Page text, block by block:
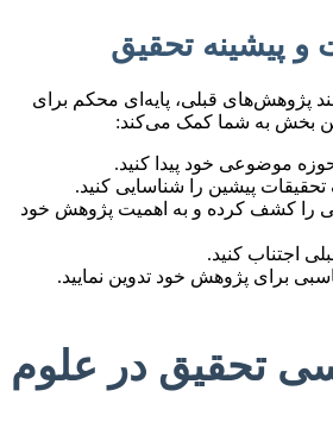
پژوهش‌های قبلی، پایه‌ای محکم برای
بخش به شما کمک می‌کند:
موضوعی خود پیدا کنید.
پیشین را شناسایی کنید.
را کشف کرده و به اهمیت پژوهش خود
اجتناب کنید.
برای پژوهش خود تدوین نمایید.
تحقیق در علوم